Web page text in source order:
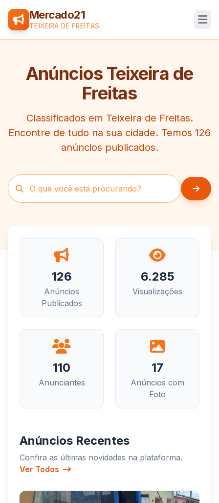
Mercado21
TEIXEIRA DE FREITAS
Anúncios Teixeira de
Freitas
Classificados em Teixeira de Freitas.
Encontre de tudo na sua cidade. Temos 126
anúncios publicados.
Buscar
126
Anúncios
Publicados
6.285
Visualizações
110
Anunciantes
17
Anúncios com
Foto
Anúncios Recentes
Confira as últimas novidades na plataforma.
Ver Todos